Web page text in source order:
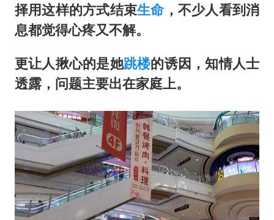
择用这样的方式结束生命，不少人看到消
息都觉得心疼又不解。
更让人揪心的是她跳楼的诱因，知情人士
透露，问题主要出在家庭上。